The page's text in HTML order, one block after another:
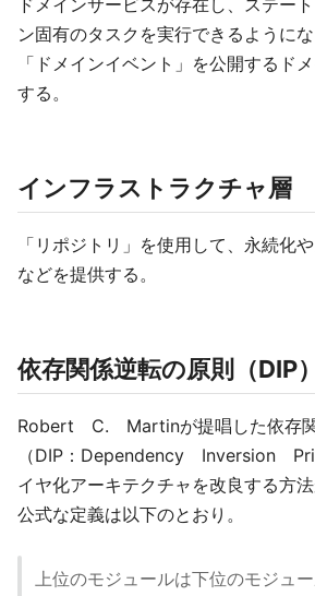
ドメインサービスが存在し、ステー
ン固有のタスクを実行できるようにな
「ドメインイベント」を公開するド
する。
インフラストラクチャ層
「リポジトリ」を使用して、永続化
などを提供する。
依存関係逆転の原則（DIP）
Robert C. Martinが提唱した依存
（DIP：Dependency Inversion
イヤ化アーキテクチャを改良する方法
公式な定義は以下のとおり。
上位のモジュールは下位のモジュ